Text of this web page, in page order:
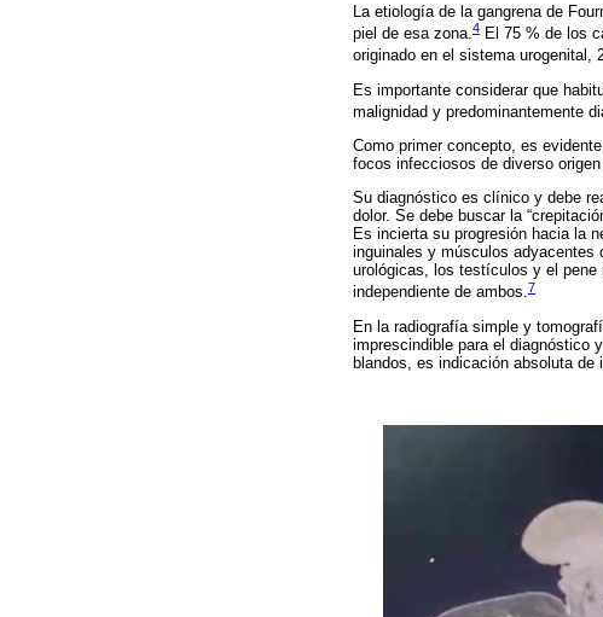
La etiología de la gangrena de
piel de esa zona.4 El 75 % de los
originado en el sistema urogenital,
Es importante considerar que
malignidad y predominantemente
Como primer concepto, es
focos infecciosos de diverso
Su diagnóstico es clínico y debe
dolor. Se debe buscar la
Es incierta su progresión hacia la
inguinales y músculos adyacentes
urológicas, los testículos y el pene
independiente de ambos.7
En la radiografía simple y
imprescindible para el diagnóstico
blandos, es indicación absoluta de